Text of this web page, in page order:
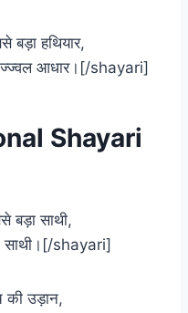
हथियार,
आधार।[/shayari]
Shayari
बड़ा साथी,
साथी।[/shayari]
की उड़ान,